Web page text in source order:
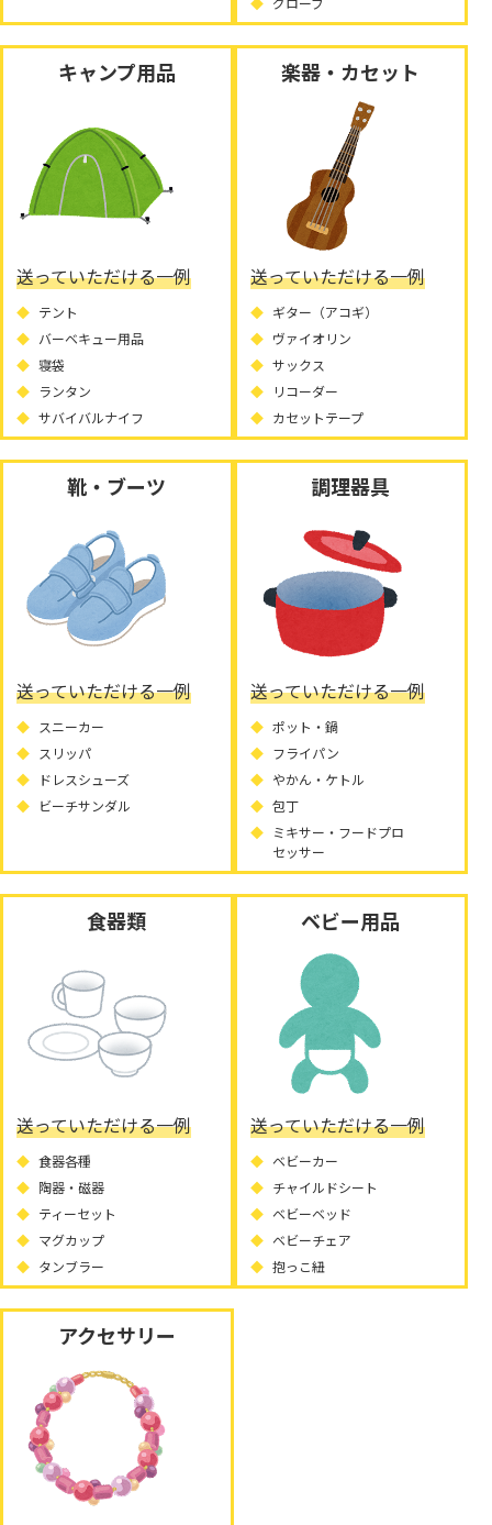
キャンプ用品
送っていただける一例
テント
バーベキュー用品
寝袋
ランタン
サバイバルナイフ
楽器・カセット
送っていただける一例
ギター（アコギ）
ヴァイオリン
サックス
リコーダー
カセットテープ
靴・ブーツ
送っていただける一例
スニーカー
スリッパ
ドレスシューズ
ビーチサンダル
調理器具
送っていただける一例
ポット・鍋
フライパン
やかん・ケトル
包丁
ミキサー・フードプロ
セッサー
食器類
送っていただける一例
食器各種
陶器・磁器
ティーセット
マグカップ
タンブラー
ベビー用品
送っていただける一例
ベビーカー
チャイルドシート
ベビーベッド
ベビーチェア
抱っこ紐
アクセサリー